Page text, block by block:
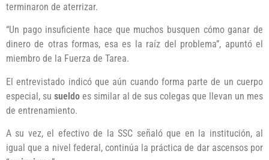
terminaron de aterrizar.
“Un pago insuficiente hace que muchos busquen cómo ganar de
dinero de otras formas, esa es la raíz del problema”, apuntó el
miembro de la Fuerza de Tarea.
El entrevistado indicó que aún cuando forma parte de un cuerpo
especial, su sueldo es similar al de sus colegas que llevan un mes
de entrenamiento.
A su vez, el efectivo de la SSC señaló que en la institución, al
igual que a nivel federal, continúa la práctica de dar ascensos por